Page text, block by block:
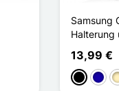
Samsung
Halterung
13,99 €
Schwarz